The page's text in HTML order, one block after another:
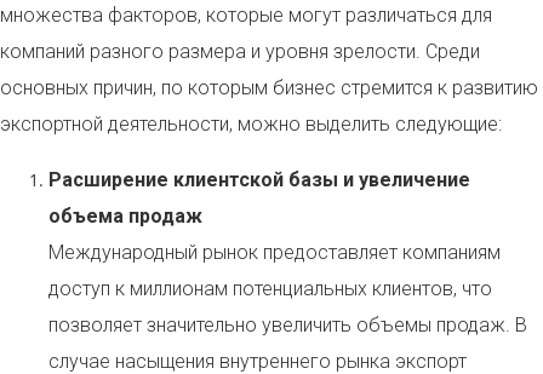
множества факторов, которые могут различаться для
компаний разного размера и уровня зрелости. Среди
основных причин, по которым бизнес стремится к развитию
экспортной деятельности, можно выделить следующие:
Расширение клиентской базы и увеличение
объема продаж
Международный рынок предоставляет компаниям
доступ к миллионам потенциальных клиентов, что
позволяет значительно увеличить объемы продаж. В
случае насыщения внутреннего рынка экспорт